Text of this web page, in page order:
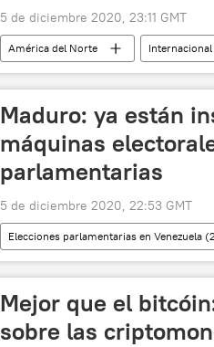
5 de diciembre 2020, 23:11 GMT
América del Norte Internacional
Maduro: ya están
máquinas
parlamentarias
5 de diciembre 2020, 22:53 GMT
Elecciones parlamentarias en Venezuela
Venezuela
Nicolás Maduro
Mejor que el
sobre las